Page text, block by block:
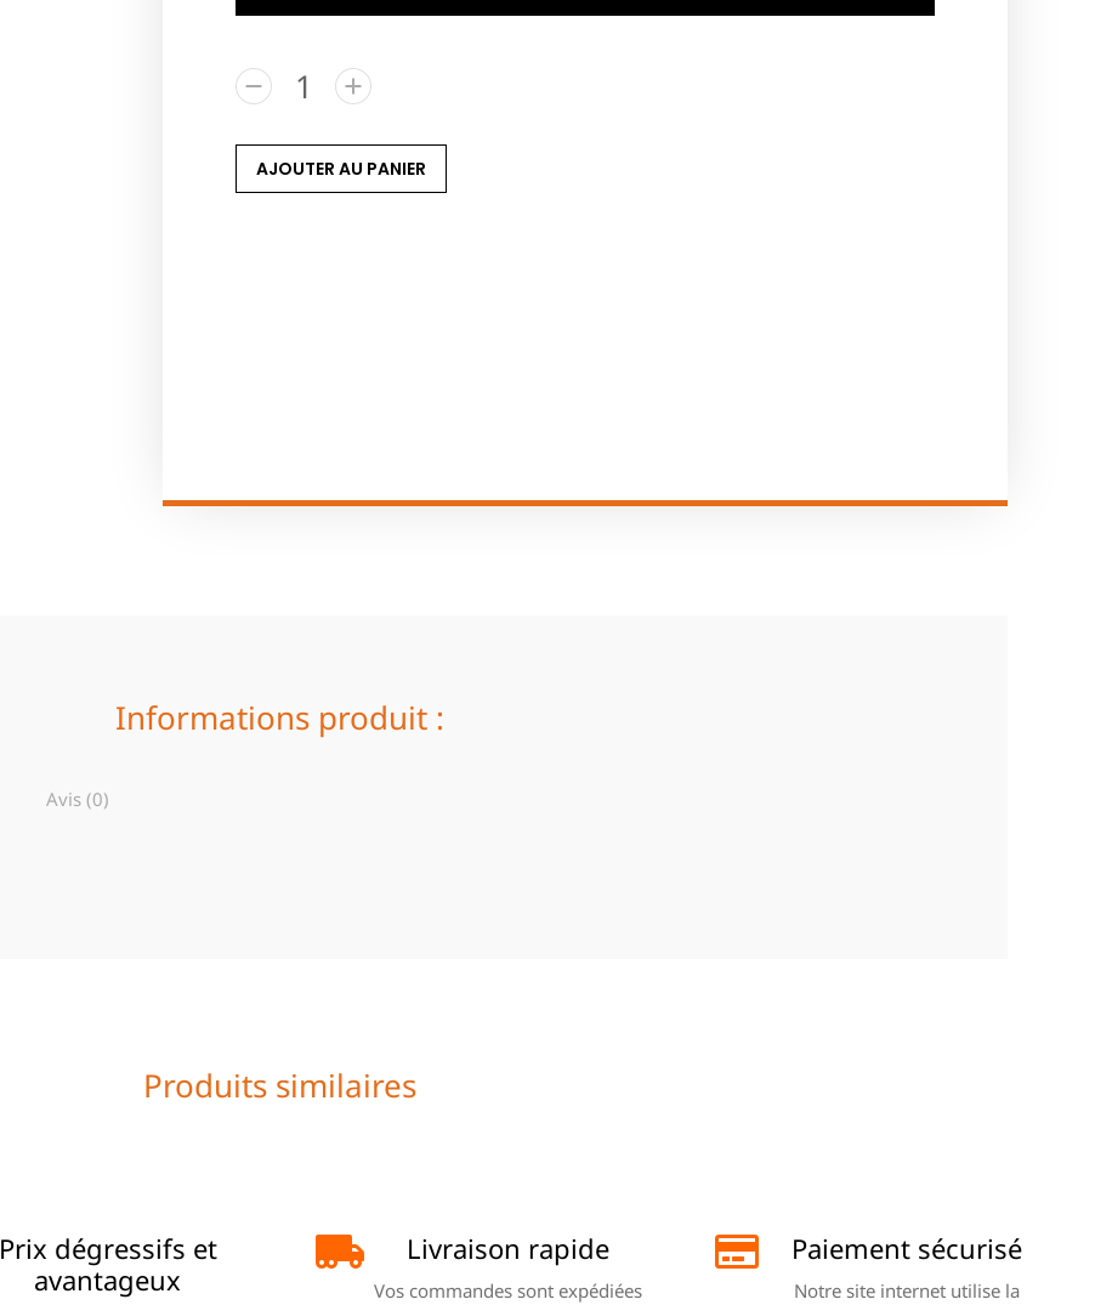
AJOUTER AU PANIER
Informations produit :
Avis (0)
Produits similaires
Prix dégressifs et
avantageux
Livraison rapide
Vos commandes sont expédiées
Paiement sécurisé
Notre site internet utilise la